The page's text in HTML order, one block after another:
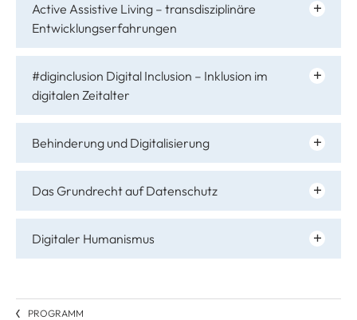
Active Assistive Living – transdisziplinäre
Entwicklungserfahrungen
#diginclusion Digital Inclusion – Inklusion im
digitalen Zeitalter
Behinderung und Digitalisierung
Das Grundrecht auf Datenschutz
Digitaler Humanismus
PROGRAMM